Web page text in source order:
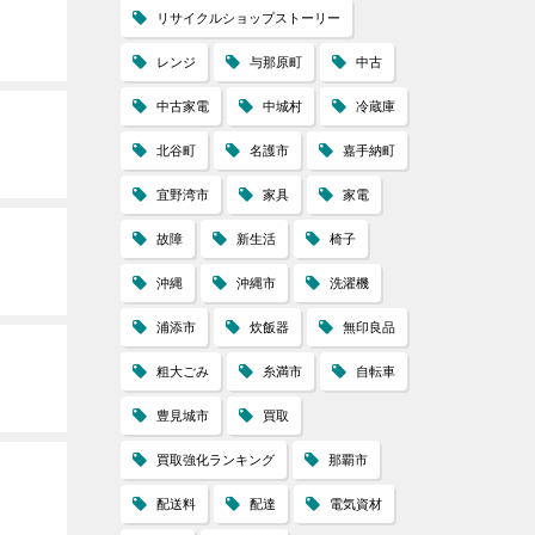
リサイクルショップストーリー
レンジ 与那原町 中古
中古家電 中城村 冷蔵庫
北谷町 名護市 嘉手納町
宜野湾市 家具 家電
故障 新生活 椅子
沖縄 沖縄市 洗濯機
浦添市 炊飯器 無印良品
粗大ごみ 糸満市 自転車
豊見城市 買取
買取強化ランキング 那覇市
配送料 配達 電気資材